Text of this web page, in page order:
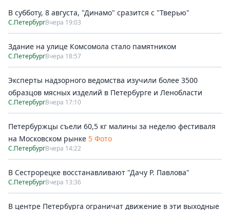
В субботу, 8 августа, "Динамо" сразится с "Тверью"
С.ПетербургВчера 19:03
Здание на улице Комсомола стало памятником
С.ПетербургВчера 18:57
Эксперты надзорного ведомства изучили более 3500
образцов мясных изделий в Петербурге и Ленобласти
С.ПетербургВчера 17:10
Петербуржцы съели 60,5 кг малины за неделю фестиваля
на Московском рынке 5 Фото
С.ПетербургВчера 14:22
В Сестрорецке восстанавливают "Дачу Р. Павлова"
С.ПетербургВчера 13:36
В центре Петербурга ограничат движение в эти выходные